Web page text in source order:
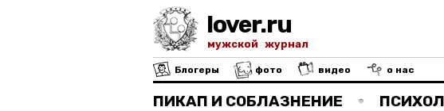
lover.ru
мужской журнал
Блогеры фото видео о нас
ПИКАП И СОБЛАЗНЕНИЕ